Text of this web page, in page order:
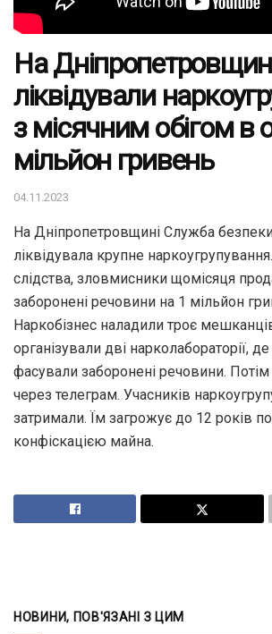
На
ліквідували
з місячним обігом в
мільйон гривень
04.11.2023
На Дніпропетровщині Служба
ліквідувала крупне
слідства, зловмисники щомісяця
заборонені речовини на 1 мільйон
Наркобізнес наладили троє
організували дві нарколабораторії,
фасували заборонені речовини.
через телеграм. Учасників
затримали. Їм загрожує до 12 років
конфіскацією майна.
НОВИНИ, ПОВ'ЯЗАНІ З ЦИМ